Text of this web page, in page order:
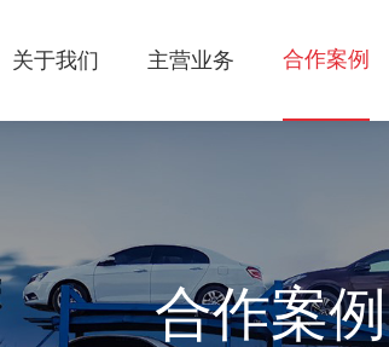
关于我们 主营业务 合作案例
合作案例